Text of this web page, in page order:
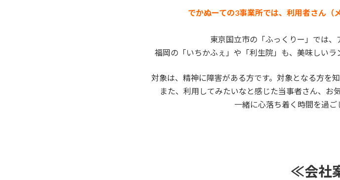
でかぬーての3事業所では、利用者さん
東京国立市の「ふっくりー」では、
福岡の「いちかふぇ」や「利生院」も、美味しいラ
対象は、精神に障害がある方です。対象となる方を
また、利用してみたいなと感じた当事者さん、お
一緒に心落ち着く時間を過ご
≪会社